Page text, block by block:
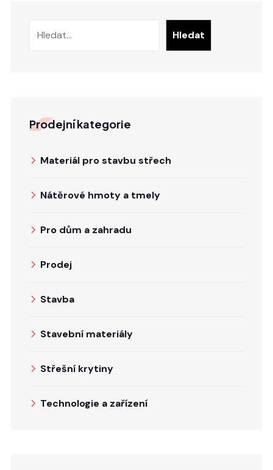
Hledat
Prodejní kategorie
Materiál pro stavbu střech
Nátěrové hmoty a tmely
Pro dům a zahradu
Prodej
Stavba
Stavební materiály
Střešní krytiny
Technologie a zařízení